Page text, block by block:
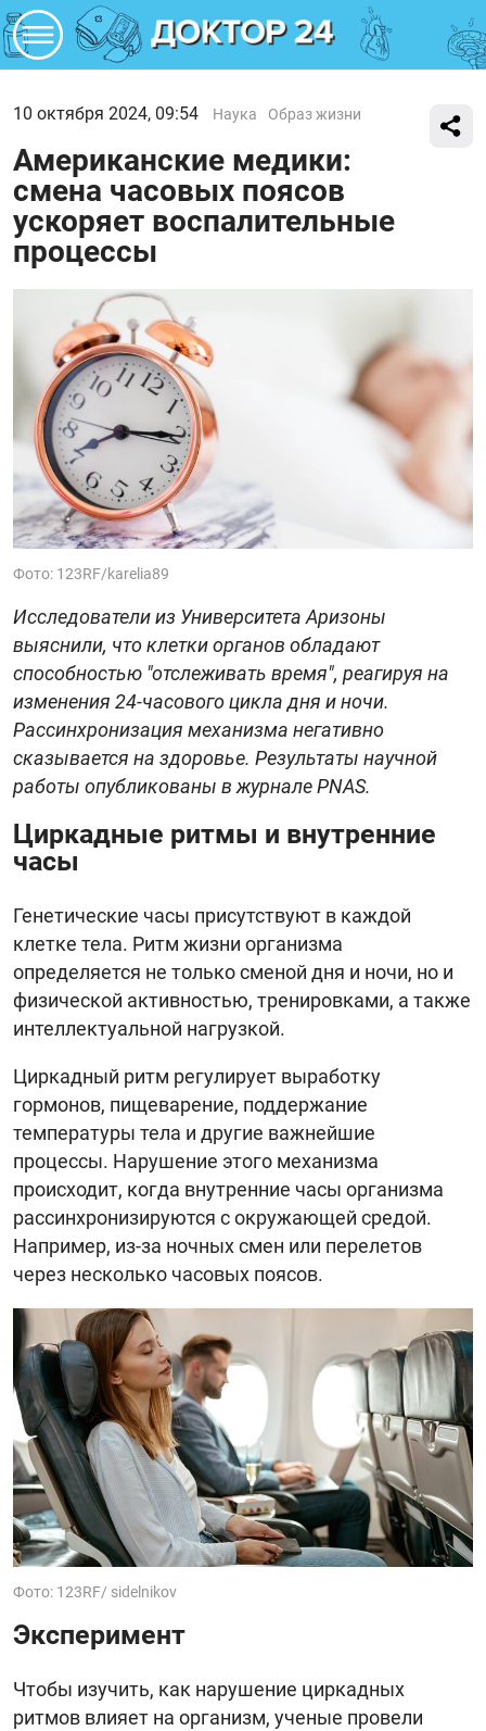
10 октября 2024, 09:54 Наука Образ жизни
Американские медики:
смена часовых поясов
ускоряет воспалительные
процессы
Фото: 123RF/karelia89
Исследователи из Университета Аризоны
выяснили, что клетки органов обладают
способностью "отслеживать время", реагируя на
изменения 24-часового цикла дня и ночи.
Рассинхронизация механизма негативно
сказывается на здоровье. Результаты научной
работы опубликованы в журнале PNAS.
Циркадные ритмы и внутренние
часы
Генетические часы присутствуют в каждой
клетке тела. Ритм жизни организма
определяется не только сменой дня и ночи, но и
физической активностью, тренировками, а также
интеллектуальной нагрузкой.
Циркадный ритм регулирует выработку
гормонов, пищеварение, поддержание
температуры тела и другие важнейшие
процессы. Нарушение этого механизма
происходит, когда внутренние часы организма
рассинхронизируются с окружающей средой.
Например, из-за ночных смен или перелетов
через несколько часовых поясов.
Фото: 123RF/ sidelnikov
Эксперимент
Чтобы изучить, как нарушение циркадных
ритмов влияет на организм, ученые провели